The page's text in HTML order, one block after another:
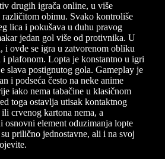
drugih igrača online, u više
obimu. Svako kontroliše
lica i pokušava u duhu pravog
jedan gol više od protivnika. U
i ovde se igra u zatvorenom obliku
i plafonom. Lopta je konstantno u igri
slava postignutog gola. Gameplay je
i podseća često na neke anime
iako nema tabačine u klasičnom
toga ostavlja utisak kontaktnog
crvenog kartona nema, a
osnovni element oduzimanja lopte
prilično jednostavne, ali i na svoj